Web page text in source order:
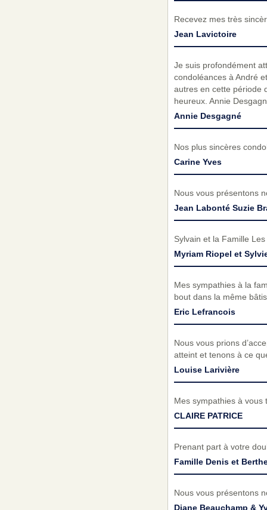
Recevez mes très
Jean Lavictoire
Je suis profondément
condoléances à André
autres en cette période
heureux. Annie
Annie Desgagné
Nos plus sincères
Carine Yves
Nous vous présentons
Jean Labonté Suzie
Sylvain et la Famille
Myriam Riopel et
Mes sympathies à la
bout dans la même
Eric Lefrancois
Nous vous prions
atteint et tenons à ce
Louise Larivière
Mes sympathies à vous
CLAIRE PATRICE
Prenant part à votre
Famille Denis et
Nous vous présentons
Diane Beauchamp &